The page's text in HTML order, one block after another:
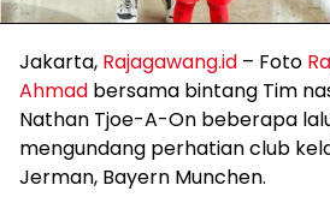
Jakarta, Rajagawang.id – Foto
Ahmad bersama bintang Tim
Nathan Tjoe-A-On beberapa
mengundang perhatian club
Jerman, Bayern Munchen.